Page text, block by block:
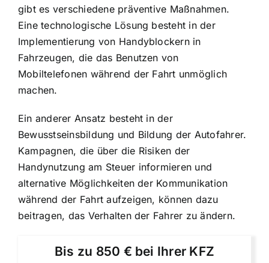
gibt es verschiedene präventive Maßnahmen.
Eine technologische Lösung besteht in der
Implementierung von Handyblockern in
Fahrzeugen, die das Benutzen von
Mobiltelefonen während der Fahrt unmöglich
machen.
Ein anderer Ansatz besteht in der
Bewusstseinsbildung und Bildung der Autofahrer.
Kampagnen, die über die Risiken der
Handynutzung am Steuer informieren und
alternative Möglichkeiten der Kommunikation
während der Fahrt aufzeigen, können dazu
beitragen, das Verhalten der Fahrer zu ändern.
Bis zu 850 € bei Ihrer KFZ